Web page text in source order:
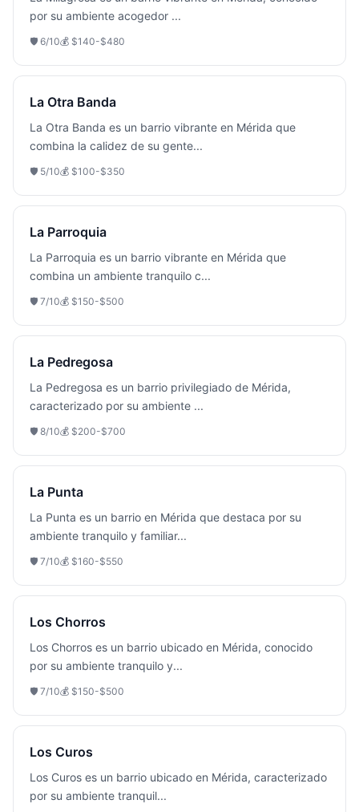
por su ambiente acogedor ...
🛡️ 6/10💰 $140-$480
La Otra Banda
La Otra Banda es un barrio vibrante en Mérida que
combina la calidez de su gente...
🛡️ 5/10💰 $100-$350
La Parroquia
La Parroquia es un barrio vibrante en Mérida que
combina un ambiente tranquilo c...
🛡️ 7/10💰 $150-$500
La Pedregosa
La Pedregosa es un barrio privilegiado de Mérida,
caracterizado por su ambiente ...
🛡️ 8/10💰 $200-$700
La Punta
La Punta es un barrio en Mérida que destaca por su
ambiente tranquilo y familiar...
🛡️ 7/10💰 $160-$550
Los Chorros
Los Chorros es un barrio ubicado en Mérida, conocido
por su ambiente tranquilo y...
🛡️ 7/10💰 $150-$500
Los Curos
Los Curos es un barrio ubicado en Mérida, caracterizado
por su ambiente tranquil...